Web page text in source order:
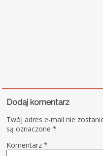
Dodaj komentarz
Twój adres e-mail nie
są oznaczone*
Komentarz*